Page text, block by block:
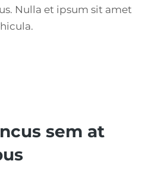
Nulla et ipsum sit amet
sem at